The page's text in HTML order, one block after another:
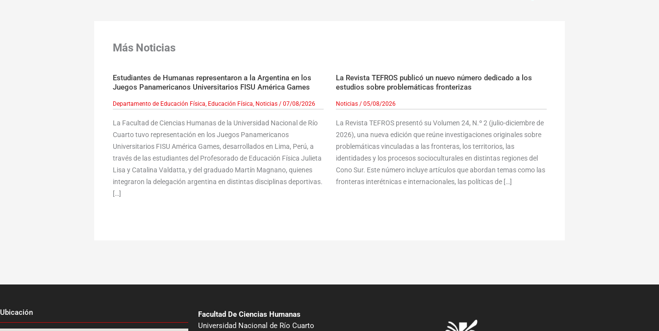
Más Noticias
Estudiantes de Humanas representaron a la Argentina en los
Juegos Panamericanos Universitarios FISU América Games
Departamento de Educación Física, Educación Física, Noticias/ 07/08/2026
La Facultad de Ciencias Humanas de la Universidad Nacional de Río
Cuarto tuvo representación en los Juegos Panamericanos
Universitarios FISU América Games, desarrollados en Lima, Perú, a
través de las estudiantes del Profesorado de Educación Física Julieta
Lisa y Catalina Valdatta, y del graduado Martín Magnano, quienes
integraron la delegación argentina en distintas disciplinas deportivas.
[…]
La Revista TEFROS publicó un nuevo número dedicado a los
estudios sobre problemáticas fronterizas
Noticias/ 05/08/2026
La Revista TEFROS presentó su Volumen 24, N.º 2 (julio-diciembre de
2026), una nueva edición que reúne investigaciones originales sobre
problemáticas vinculadas a las fronteras, los territorios, las
identidades y los procesos socioculturales en distintas regiones del
Cono Sur. Este número incluye artículos que abordan temas como las
fronteras interétnicas e internacionales, las políticas de […]
Ubicación
Facultad De Ciencias Humanas
Universidad Nacional de Río Cuarto